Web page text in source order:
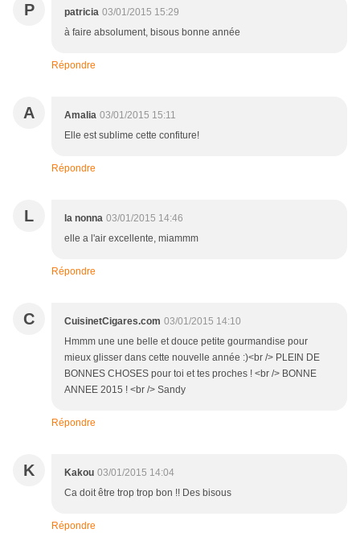
P patricia 03/01/2015 15:29
à faire absolument, bisous bonne année
Répondre
A Amalia 03/01/2015 15:11
Elle est sublime cette confiture!
Répondre
L la nonna 03/01/2015 14:46
elle a l'air excellente, miammm
Répondre
C CuisinetCigares.com 03/01/2015 14:10
Hmmm une une belle et douce petite gourmandise pour
mieux glisser dans cette nouvelle année :)<br /> PLEIN DE
BONNES CHOSES pour toi et tes proches ! <br /> BONNE
ANNEE 2015 ! <br /> Sandy
Répondre
K Kakou 03/01/2015 14:04
Ca doit être trop trop bon !! Des bisous
Répondre